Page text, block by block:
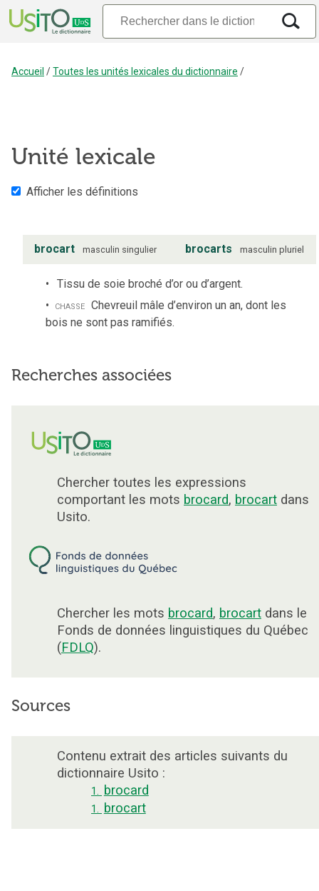
Accueil /Toutes les unités lexicales du dictionnaire /
Unité lexicale
Afficher les définitions
brocart masculin singulier brocarts masculin pluriel
Tissu de soie broché d’or ou d’argent.
chasse Chevreuil mâle d’environ un an, dont les
bois ne sont pas ramifiés.
Recherches associées
Chercher toutes les expressions
comportant les mots brocard, brocart dans
Usito.
Chercher les mots brocard, brocart dans le
Fonds de données linguistiques du Québec
(FDLQ).
Sources
Contenu extrait des articles suivants du
dictionnaire Usito :
1. brocard
1. brocart